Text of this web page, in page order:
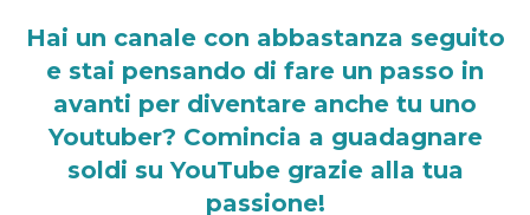
Hai un canale con abbastanza seguito
e stai pensando di fare un passo in
avanti per diventare anche tu uno
Youtuber? Comincia a guadagnare
soldi su YouTube grazie alla tua
passione!